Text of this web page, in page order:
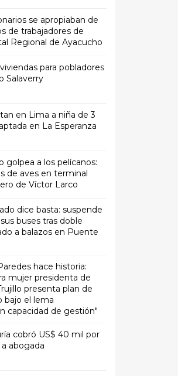
se apropiaban de
de trabajadores de
Regional de Ayacucho
para pobladores
Salaverry
en Lima a niña de 3
en La Esperanza
golpea a los pelícanos:
de aves en terminal
de Víctor Larco
dice basta: suspende
buses tras doble
a balazos en Puente
hace historia:
mujer presidenta de
presenta plan de
bajo el lema
capacidad de gestión"
cobró US$ 40 mil por
abogada